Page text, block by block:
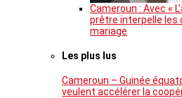
Cameroun : Avec «
prêtre interpelle les
mariage
Les plus lus
Cameroun – Guinée
veulent accélérer la